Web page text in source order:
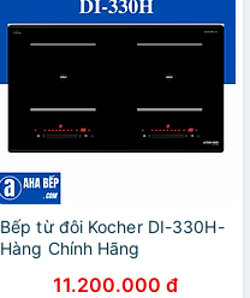
Bếp từ đôi Kocher DI-330H-
Hàng Chính Hãng
11.200.000 đ